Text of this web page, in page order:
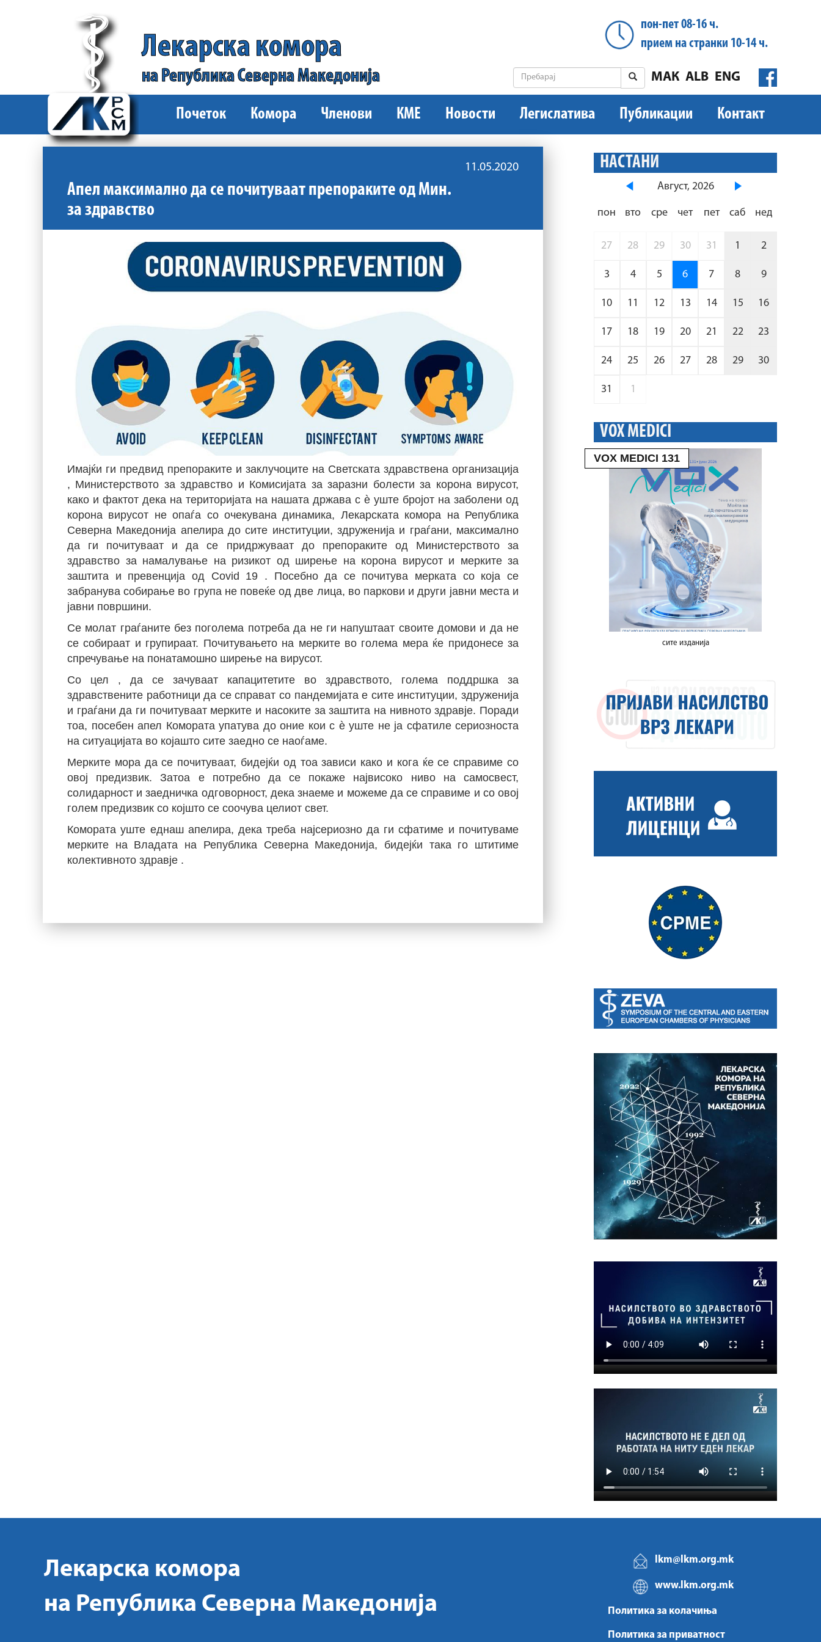
Лекарска комора
на Република Северна Македонија
пон-пет 08-16 ч.
прием на странки 10-14 ч.
ENG
ALB
МАК
Почеток Комора Членови КМЕ Новости Легислатива Публикации Контакт
11.05.2020
Апел максимално да се почитуваат препораките од Мин.
за здравство
Имајќи ги предвид препораките и заклучоците на Светската здравствена организација
, Министерството за здравство и Комисијата за заразни болести за корона вирусот,
како и фактот дека на територијата на нашата држава с ѐ уште бројот на заболени од
корона вирусот не опаѓа со очекувана динамика, Лекарската комора на Република
Северна Македонија апелира до сите институции, здруженија и граѓани, максимално
да ги почитуваат и да се придржуваат до препораките од Министерството за
здравство за намалување на ризикот од ширење на корона вирусот и мерките за
заштита и превенција од Covid 19 . Посебно да се почитува мерката со која се
забранува собирање во група не повеќе од две лица, во паркови и други јавни места и
јавни површини.
Се молат граѓаните без поголема потреба да не ги напуштаат своите домови и да не
се собираат и групираат. Почитувањето на мерките во голема мера ќе придонесе за
спречување на понатамошно ширење на вирусот.
Со цел
,
да се зачуваат капацитетите во здравството, голема поддршка за
здравствените работници да се справат со пандемијата е сите институции, здруженија
и граѓани да ги почитуваат мерките и насоките за заштита на нивното здравје. Поради
тоа, посебен апел Комората упатува до оние кои с ѐ уште не ја сфатиле сериозноста
на ситуацијата во којашто сите заедно се наоѓаме.
Мерките мора да се почитуваат, бидејќи од тоа зависи како и кога ќе се справиме со
овој предизвик. Затоа е потребно да се покаже највисоко ниво на самосвест,
солидарност и заедничка одговорност, дека знаеме и можеме да се справиме и со овој
голем предизвик со којшто се соочува целиот свет.
Комората уште еднаш апелира, дека треба најсериозно да ги сфатиме и почитуваме
мерките на Владата на Република Северна Македонија, бидејќи така го штитиме
колективното здравје .
НАСТАНИ
Август, 2026
пон вто сре чет пет саб нед
27 28 29 30 31 1 2
3 4 5 6 7 8 9
10 11 12 13 14 15 16
17 18 19 20 21 22 23
24 25 26 27 28 29 30
31 1
VOX MEDICI
VOX MEDICI 131
сите изданија
Лекарска комора
на Република Северна Македонија
lkm@lkm.org.mk
www.lkm.org.mk
Политика за колачиња
Политика за приватност